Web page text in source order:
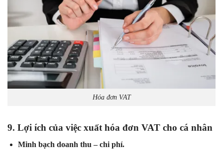
Hóa đơn VAT
9. Lợi ích của việc xuất hóa đơn VAT cho cá nhân
Minh bạch doanh thu – chi phí.